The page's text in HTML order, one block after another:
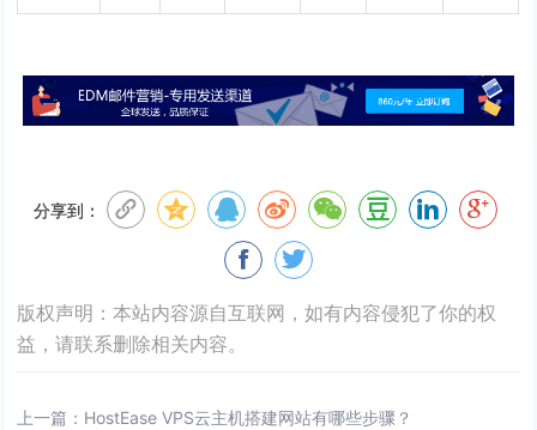
分享到：
版权声明：本站内容源自互联网，如有内容侵犯了你的权
益，请联系删除相关内容。
上一篇： HostEase VPS云主机搭建网站有哪些步骤？